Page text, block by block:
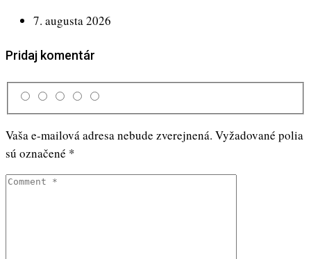
7. augusta 2026
Pridaj komentár
Vaša e-mailová adresa nebude zverejnená. Vyžadované polia
sú označené *